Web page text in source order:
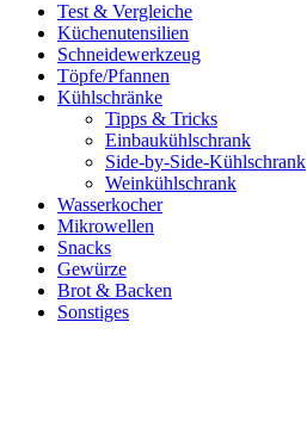
Test & Vergleiche
Küchenutensilien
Schneidewerkzeug
Töpfe/Pfannen
Kühlschränke
Tipps & Tricks
Einbaukühlschrank
Side-by-Side-Kühlschrank
Weinkühlschrank
Wasserkocher
Mikrowellen
Snacks
Gewürze
Brot & Backen
Sonstiges